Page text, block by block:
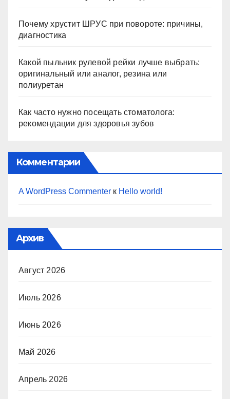
Почему хрустит ШРУС при повороте: причины,
диагностика
Какой пыльник рулевой рейки лучше выбрать:
оригинальный или аналог, резина или
полиуретан
Как часто нужно посещать стоматолога:
рекомендации для здоровья зубов
Комментарии
A WordPress Commenter к Hello world!
Архив
Август 2026
Июль 2026
Июнь 2026
Май 2026
Апрель 2026